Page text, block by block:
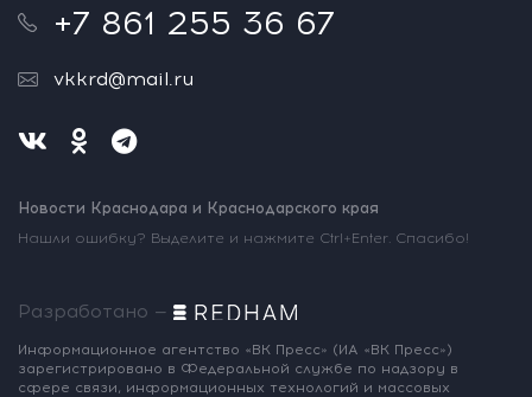
+7 861 255 36 67
vkkrd@mail.ru
Новости Краснодара и Краснодарского края
Нашли ошибку? Выделите и нажмите Ctrl+Enter. Спасибо!
Разработано —
Информационное агентство «ВК Пресс» (ИА «ВК Пресс»)
зарегистрировано в Федеральной службе по надзору в
сфере связи, информационных технологий и массовых